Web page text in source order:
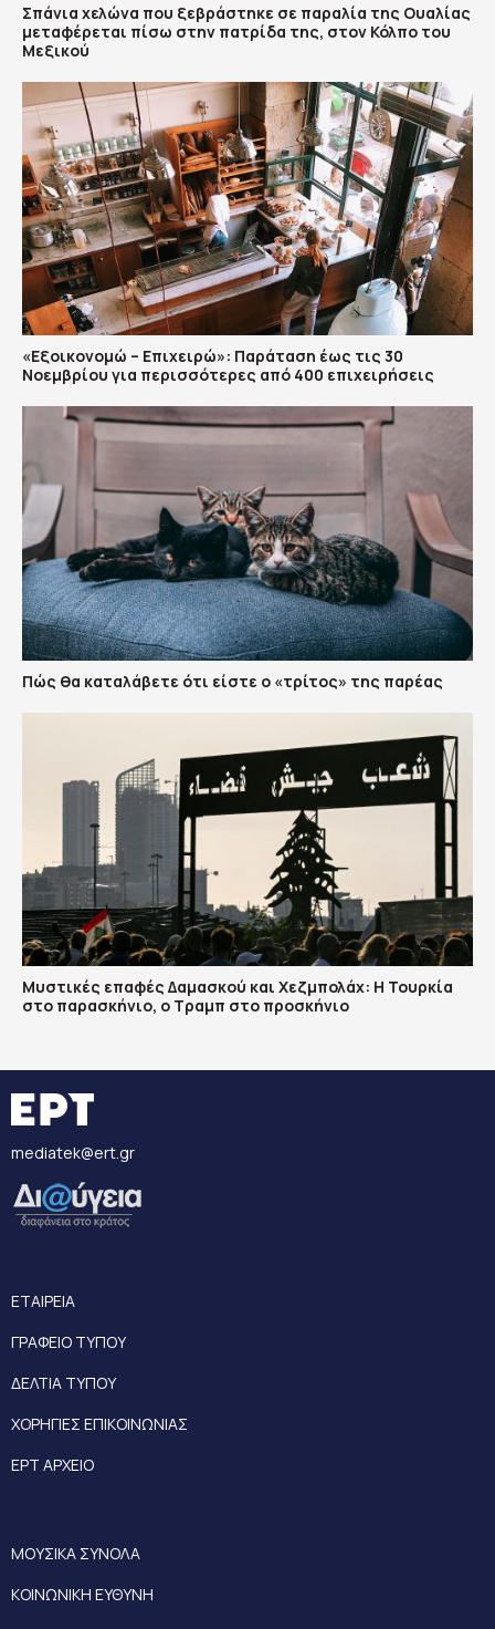
Σπάνια χελώνα που ξεβράστηκε σε παραλία της Ουαλίας
μεταφέρεται πίσω στην πατρίδα της, στον Κόλπο του
Μεξικού
«Εξοικονομώ – Επιχειρώ»: Παράταση έως τις 30
Νοεμβρίου για περισσότερες από 400 επιχειρήσεις
Πώς θα καταλάβετε ότι είστε ο «τρίτος» της παρέας
​Μυστικές επαφές Δαμασκού και Χεζμπολάχ: Η Τουρκία
στο παρασκήνιο, ο Τραμπ στο προσκήνιο
mediatek@ert.gr
ΕΤΑΙΡΕΙΑ
ΓΡΑΦΕΙΟ ΤΥΠΟΥ
ΔΕΛΤΙΑ ΤΥΠΟΥ
ΧΟΡΗΓΙΕΣ ΕΠΙΚΟΙΝΩΝΙΑΣ
ΕΡΤ ΑΡΧΕΙΟ
ΜΟΥΣΙΚΑ ΣΥΝΟΛΑ
ΚΟΙΝΩΝΙΚΗ ΕΥΘΥΝΗ